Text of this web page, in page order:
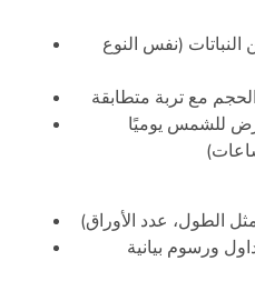
(نفس النوع
للشمس يوميًا